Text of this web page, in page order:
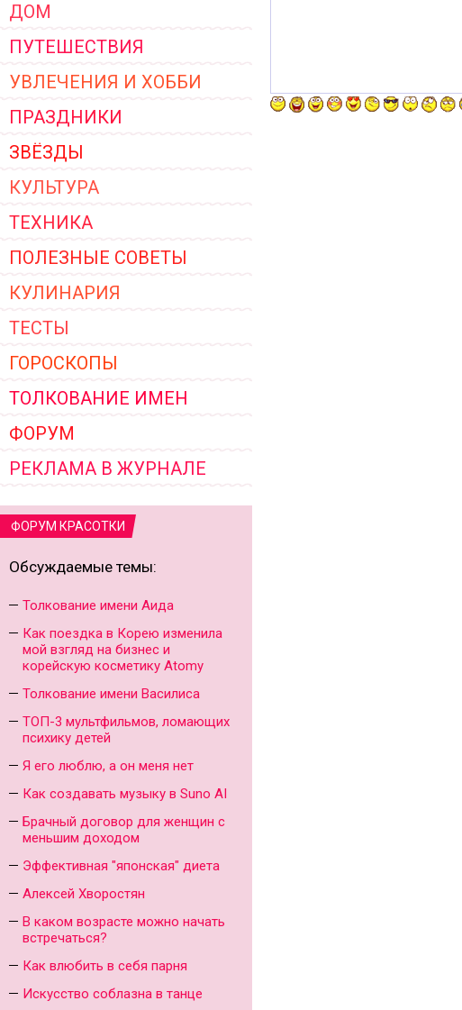
ДОМ
ПУТЕШЕСТВИЯ
УВЛЕЧЕНИЯ И ХОББИ
ПРАЗДНИКИ
ЗВЁЗДЫ
КУЛЬТУРА
ТЕХНИКА
ПОЛЕЗНЫЕ СОВЕТЫ
КУЛИНАРИЯ
ТЕСТЫ
ГОРОСКОПЫ
ТОЛКОВАНИЕ ИМЕН
ФОРУМ
РЕКЛАМА В ЖУРНАЛЕ
ФОРУМ КРАСОТКИ
Обсуждаемые темы:
Толкование имени Аида
Как поездка в Корею изменила
мой взгляд на бизнес и
корейскую косметику Atomy
Толкование имени Василиса
ТОП-3 мультфильмов, ломающих
психику детей
Я его люблю, а он меня нет
Как создавать музыку в Suno AI
Брачный договор для женщин с
меньшим доходом
Эффективная "японская" диета
Алексей Хворостян
В каком возрасте можно начать
встречаться?
Как влюбить в себя парня
Искусство соблазна в танце